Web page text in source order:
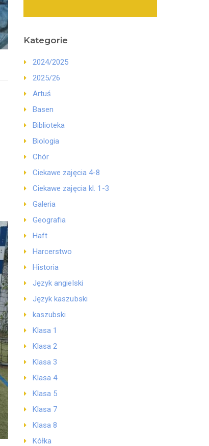
Kategorie
2024/2025
2025/26
Artuś
Basen
Biblioteka
Biologia
Chór
Ciekawe zajęcia 4-8
Ciekawe zajęcia kl. 1-3
Galeria
Geografia
Haft
Harcerstwo
Historia
Język angielski
Język kaszubski
kaszubski
Klasa 1
Klasa 2
Klasa 3
Klasa 4
Klasa 5
Klasa 7
Klasa 8
Kółka